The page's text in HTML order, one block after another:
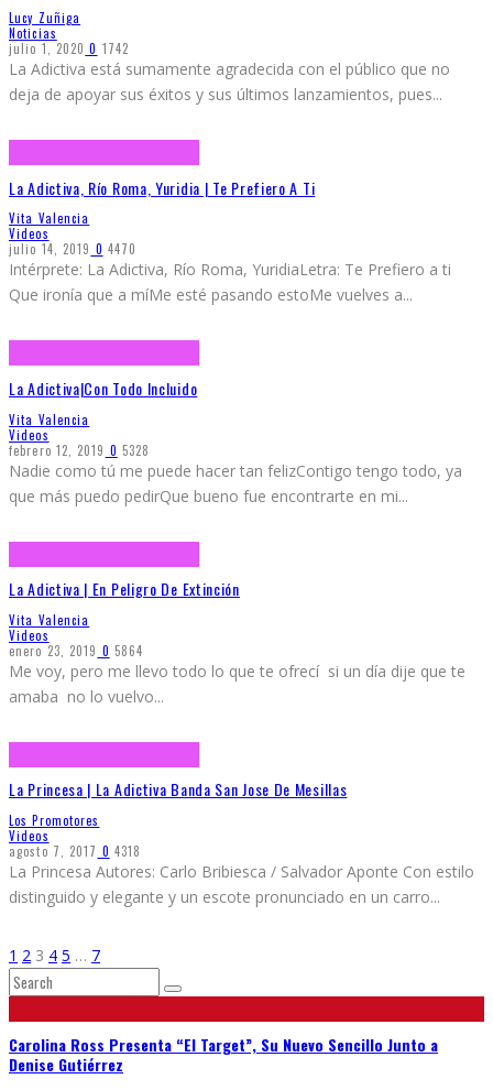
Lucy Zuñiga
Noticias
julio 1, 2020 0 1742
La Adictiva está sumamente agradecida con el público que no
deja de apoyar sus éxitos y sus últimos lanzamientos, pues...
La Adictiva, Río Roma, Yuridia | Te Prefiero A Ti
Vita Valencia
Videos
julio 14, 2019 0 4470
Intérprete: La Adictiva, Río Roma, YuridiaLetra: Te Prefiero a ti
Que ironía que a míMe esté pasando estoMe vuelves a...
La Adictiva|Con Todo Incluido
Vita Valencia
Videos
febrero 12, 2019 0 5328
Nadie como tú me puede hacer tan felizContigo tengo todo, ya
que más puedo pedirQue bueno fue encontrarte en mi...
La Adictiva | En Peligro De Extinción
Vita Valencia
Videos
enero 23, 2019 0 5864
Me voy, pero me llevo todo lo que te ofrecí si un día dije que te
amaba no lo vuelvo...
La Princesa | La Adictiva Banda San Jose De Mesillas
Los Promotores
Videos
agosto 7, 2017 0 4318
La Princesa Autores: Carlo Bribiesca / Salvador Aponte Con estilo
distinguido y elegante y un escote pronunciado en un carro...
1 2 3 4 5 … 7
Carolina Ross Presenta “El Target”, Su Nuevo Sencillo Junto a
Denise Gutiérrez